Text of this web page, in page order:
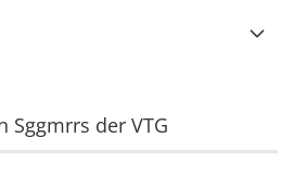
Sggmrrs der VTG